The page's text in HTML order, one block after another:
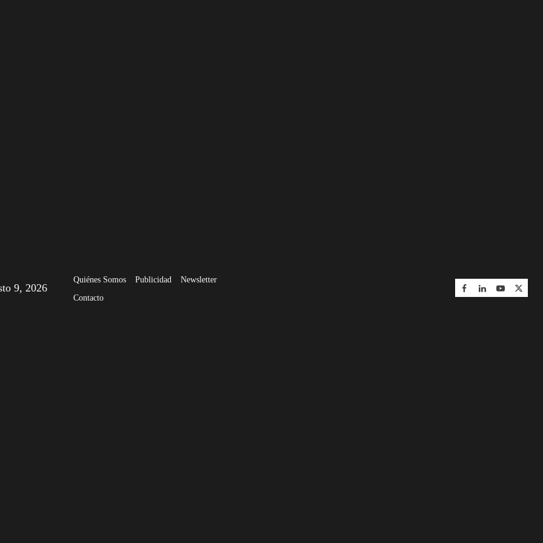
9, 2026
Quiénes Somos Publicidad
Newsletter
Contacto